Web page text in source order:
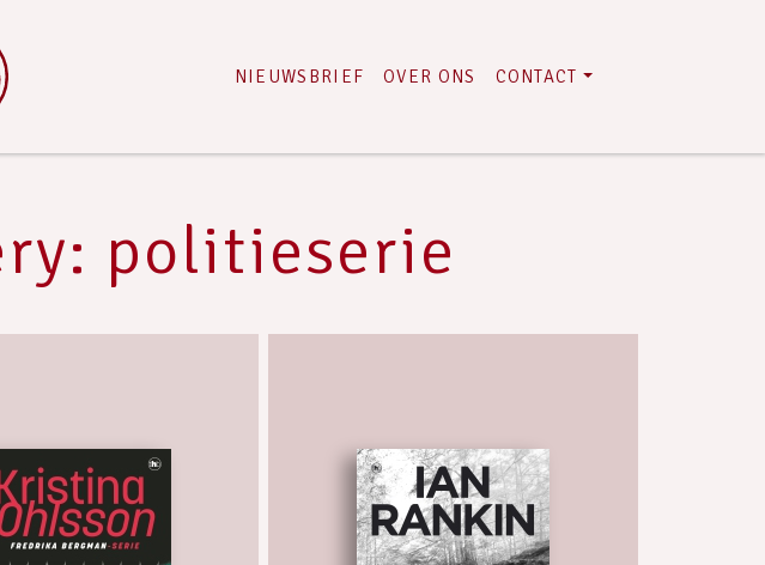
NIEUWSBRIEF OVER ONS CONTACT
politieserie